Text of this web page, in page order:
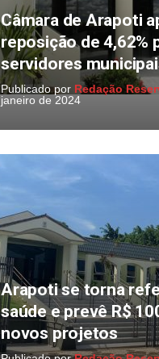
Câmara de Arapoti
reposição de 4,62%
servidores
Publicado por Redação
janeiro de 2024
Arapoti se torna
saúde e prevê R$
novos projetos